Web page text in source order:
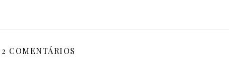
2 COMENTÁRIOS